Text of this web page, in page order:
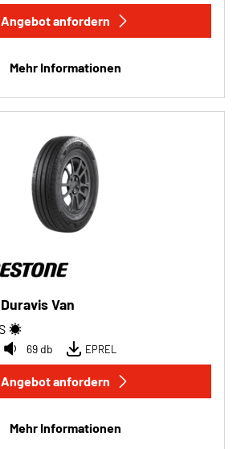
Angebot anfordern
Mehr Informationen
Van
69 db EPREL
Angebot anfordern
Mehr Informationen